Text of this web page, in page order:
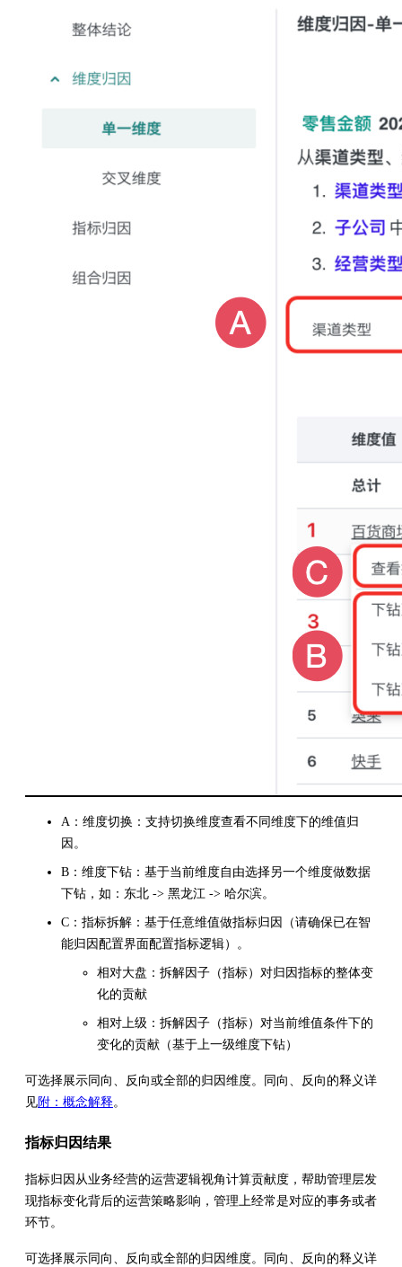
A：维度切换：支持切换维度查看不同维度下的维值归
因。
B：维度下钻：基于当前维度自由选择另一个维度做数据
下钻，如：东北 -> 黑龙江 -> 哈尔滨。
C：指标拆解：基于任意维值做指标归因（请确保已在智
能归因配置界面配置指标逻辑）。
相对大盘：拆解因子（指标）对归因指标的整体变
化的贡献
相对上级：拆解因子（指标）对当前维值条件下的
变化的贡献（基于上一级维度下钻）
可选择展示同向、反向或全部的归因维度。同向、反向的释义详
见附：概念解释。
指标归因结果
指标归因从业务经营的运营逻辑视角计算贡献度，帮助管理层发
现指标变化背后的运营策略影响，管理上经常是对应的事务或者
环节。
可选择展示同向、反向或全部的归因维度。同向、反向的释义详